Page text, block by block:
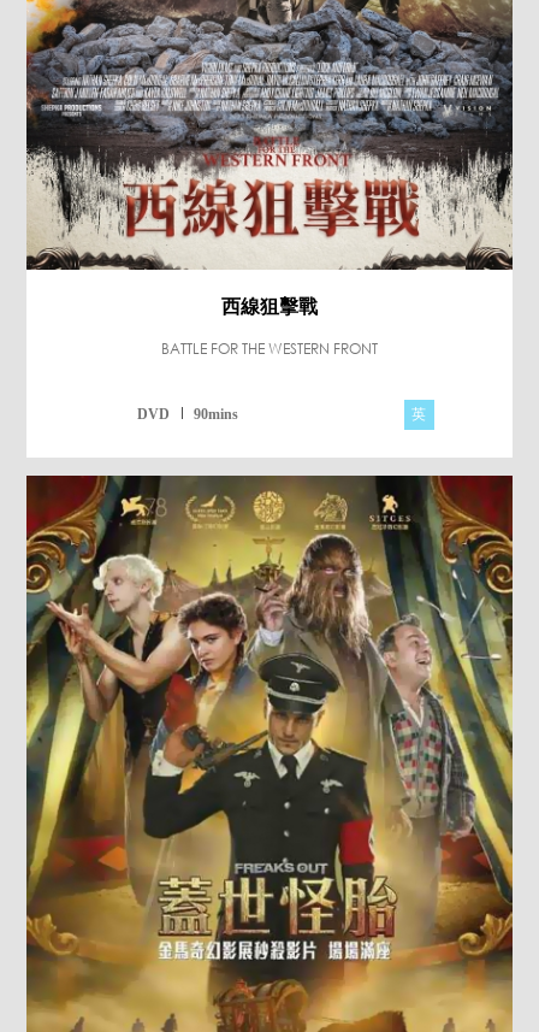
西線狙擊戰
BATTLE FOR THE WESTERN FRONT
DVD 90mins 英